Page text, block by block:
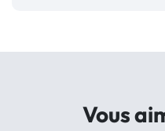
Vous